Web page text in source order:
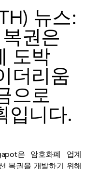
뉴스:
권은
도박
더리움
으로
입니다.
은 암호화폐 업계
복권을 개발하기 위해